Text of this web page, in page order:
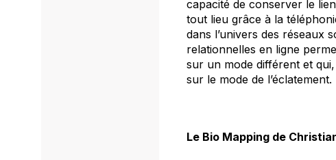
capacité de conserver le
tout lieu grâce à la
dans l’univers des réseaux
relationnelles en ligne
sur un mode différent et
sur le mode de l’éclatement.
Le Bio Mapping de